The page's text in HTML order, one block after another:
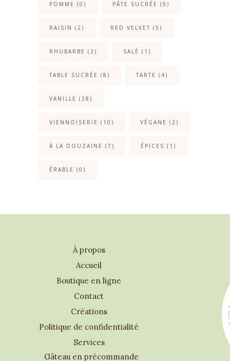
POMME (0) PÂTE SUCRÉE (9)
RAISIN (2) RED VELVET (5)
RHUBARBE (2) SALÉ (1)
TABLE SUCRÉE (8) TARTE (4)
VANILLE (28)
VIENNOISERIE (10) VÉGANE (2)
À LA DOUZAINE (7) ÉPICES (1)
ÉRABLE (0)
À propos
Accueil
Boutique en ligne
Contact
Créations
Politique de confidentialité
Services
Gâteau en précommande